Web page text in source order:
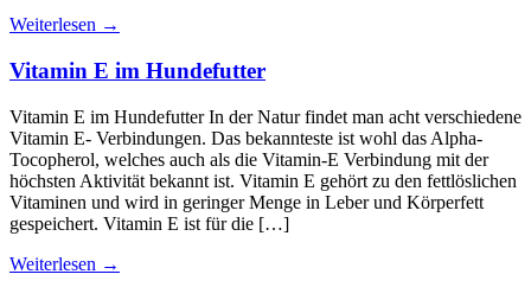
Weiterlesen →
Vitamin E im Hundefutter
Vitamin E im Hundefutter In der Natur findet man acht verschiedene
Vitamin E- Verbindungen. Das bekannteste ist wohl das Alpha-
Tocopherol, welches auch als die Vitamin-E Verbindung mit der
höchsten Aktivität bekannt ist. Vitamin E gehört zu den fettlöslichen
Vitaminen und wird in geringer Menge in Leber und Körperfett
gespeichert. Vitamin E ist für die […]
Weiterlesen →